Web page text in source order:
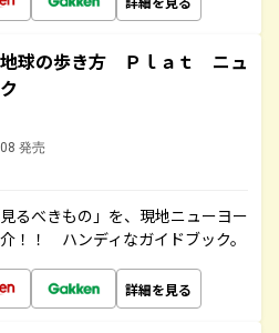
球の歩き方 Ｐｌａｔ ニュ
発売
るべきもの」を、現地ニューヨー
！！ ハンディなガイドブック。
詳細を見る